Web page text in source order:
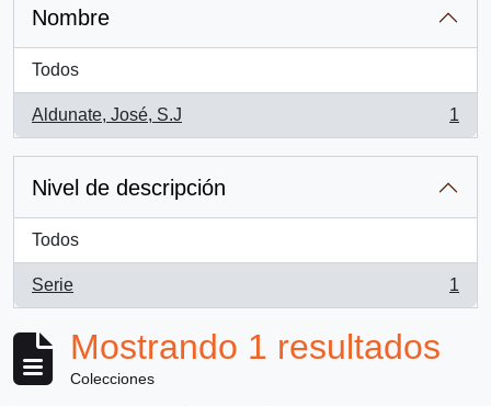
Nombre
Todos
Aldunate, José, S.J
, 1 resultados
1
Nivel de descripción
Todos
Serie
, 1 resultados
1
Mostrando 1 resultados
Colecciones